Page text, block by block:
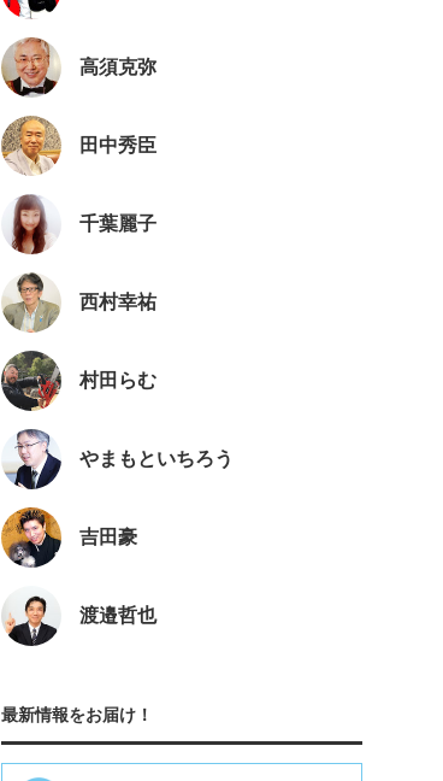
高須克弥
田中秀臣
千葉麗子
西村幸祐
村田らむ
やまもといちろう
吉田豪
渡邉哲也
最新情報をお届け！